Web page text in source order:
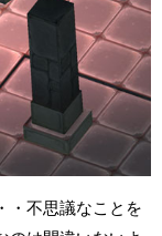
・不思議なことを